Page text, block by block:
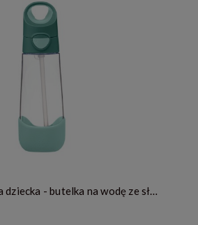
B.BOX Bidon dla dziecka - butelka na wodę ze słomką tritanowa 600ml - Emerald Forest